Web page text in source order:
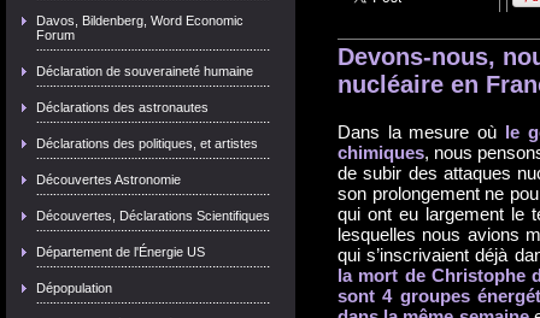
Davos, Bildenberg, Word Economic
Forum
Déclaration de souveraineté humaine
Déclarations des astronautes
Déclarations des politiques, et artistes
Découvertes Astronomie
Découvertes, Déclarations Scientifiques
Département de l'Énergie US
Dépopulation
Devons-nous,
nucléaire en
Dans la mesure où le
chimiques, nous
de subir des attaques
son prolongement ne
qui ont eu largement le
lesquelles nous avions
qui s’inscrivaient déjà
la mort de Christophe
sont 4 groupes